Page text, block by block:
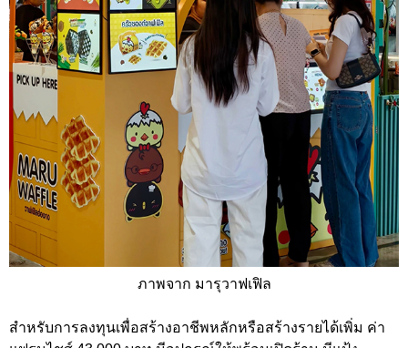
ภาพจาก มารุวาฟเฟิล
สำหรับการลงทุนเพื่อสร้างอาชีพหลักหรือสร้างรายได้เพิ่ม ค่า